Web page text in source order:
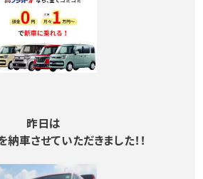
昨日は
車させていただきました！！